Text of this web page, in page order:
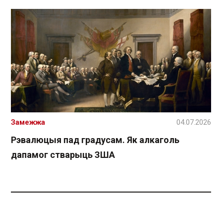
Рэвалюцыя пад градусам. Як алкаголь
дапамог стварыць ЗША
Замежжа 04.07.2026